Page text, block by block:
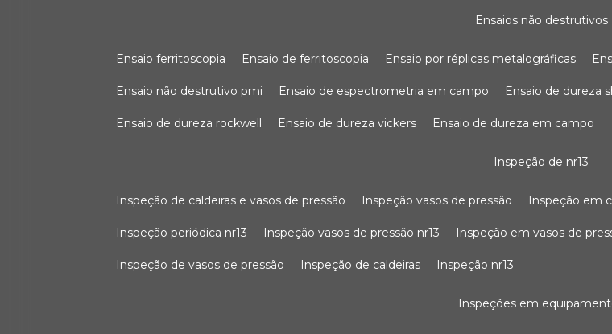
ensaios não destrutivos
ensaio ferritoscopia ensaio de ferritoscopia ensaio por réplicas metalográficas
ensaio não destrutivo pmi ensaio de espectrometria em campo ensaio de dureza
ensaio de dureza rockwell ensaio de dureza vickers ensaio de dureza em campo
inspeção de nr13
inspeção de caldeiras e vasos de pressão inspeção vasos de pressão inspeção em
inspeção periódica nr13 inspeção vasos de pressão nr13 inspeção em vasos de
inspeção de vasos de pressão inspeção de caldeiras inspeção nr13
inspeções em